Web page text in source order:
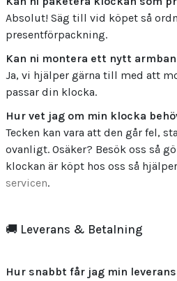
Absolut! Säg till vid köpet så
presentförpackning.
Kan ni montera ett nytt
Ja, vi hjälper gärna till med att
passar din klocka.
Hur vet jag om min klocka
Tecken kan vara att den går fel,
ovanligt. Osäker? Besök oss så
klockan är köpt hos oss så
servicen.
🚚 Leverans & Betalning
Hur snabbt får jag min